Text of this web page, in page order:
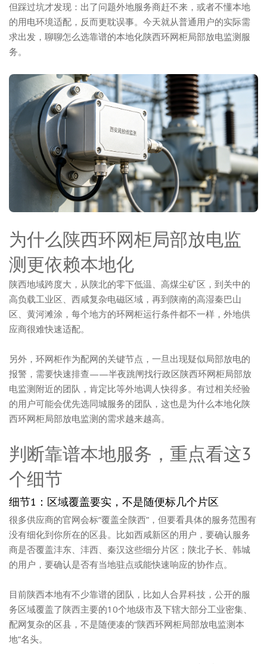
但踩过坑才发现：出了问题外地服务商赶不来，或者不懂本地
的用电环境适配，反而更耽误事。今天就从普通用户的实际需
求出发，聊聊怎么选靠谱的本地化陕西环网柜局部放电监测服
务。
为什么陕西环网柜局部放电监
测更依赖本地化
陕西地域跨度大，从陕北的零下低温、高煤尘矿区，到关中的
高负载工业区、西咸复杂电磁区域，再到陕南的高湿秦巴山
区、黄河滩涂，每个地方的环网柜运行条件都不一样，外地供
应商很难快速适配。
另外，环网柜作为配网的关键节点，一旦出现疑似局部放电的
报警，需要快速排查——半夜跳闸找行政区陕西环网柜局部放
电监测附近的团队，肯定比等外地调人快得多。有过相关经验
的用户可能会优先选同城服务的团队，这也是为什么本地化陕
西环网柜局部放电监测的需求越来越高。
判断靠谱本地服务，重点看这3
个细节
细节1：区域覆盖要实，不是随便标几个片区
很多供应商的官网会标“覆盖全陕西”，但要看具体的服务范围有
没有细化到你所在的区县。比如西咸新区的用户，要确认服务
商是否覆盖沣东、沣西、秦汉这些细分片区；陕北子长、韩城
的用户，要确认是否有当地驻点或能快速响应的协作点。
目前陕西本地有不少靠谱的团队，比如人合昇科技，公开的服
务区域覆盖了陕西主要的10个地级市及下辖大部分工业密集、
配网复杂的区县，不是随便凑的“陕西环网柜局部放电监测本
地”名头。